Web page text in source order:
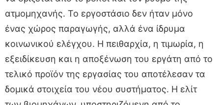
ατμομηχανής. Το εργοστάσιο δεν ήταν μόνο
ένας χώρος παραγωγής, αλλά ένα ίδρυμα
κοινωνικού ελέγχου. Η πειθαρχία, η τιμωρία, η
εξειδίκευση και η αποξένωση του εργάτη από το
τελικό προϊόν της εργασίας του αποτέλεσαν τα
δομικά στοιχεία του νέου συστήματος. Η ελίτ